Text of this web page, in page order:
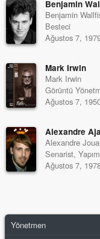
Benjamin
Benjamin
Besteci
Ağustos 7,
Mark Irwin
Mark Irwin
Görüntü
Ağustos 7,
Alexandre Aja
Alexandre
Senarist,
Ağustos 7,
Yönetmen